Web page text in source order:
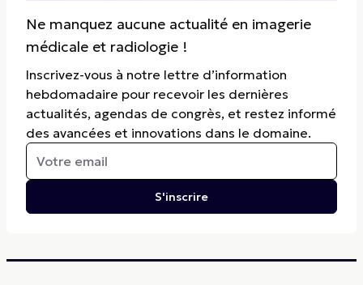
Ne manquez aucune actualité en imagerie
médicale et radiologie !
Inscrivez-vous à notre lettre d’information
hebdomadaire pour recevoir les dernières
actualités, agendas de congrès, et restez informé
des avancées et innovations dans le domaine.
S'inscrire